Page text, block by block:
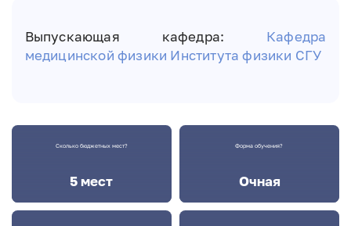
Выпускающая кафедра:
Кафедра
медицинской физики Института физики СГУ
5 мест
Сколько бюджетных мест?
Очная
Форма обучения?